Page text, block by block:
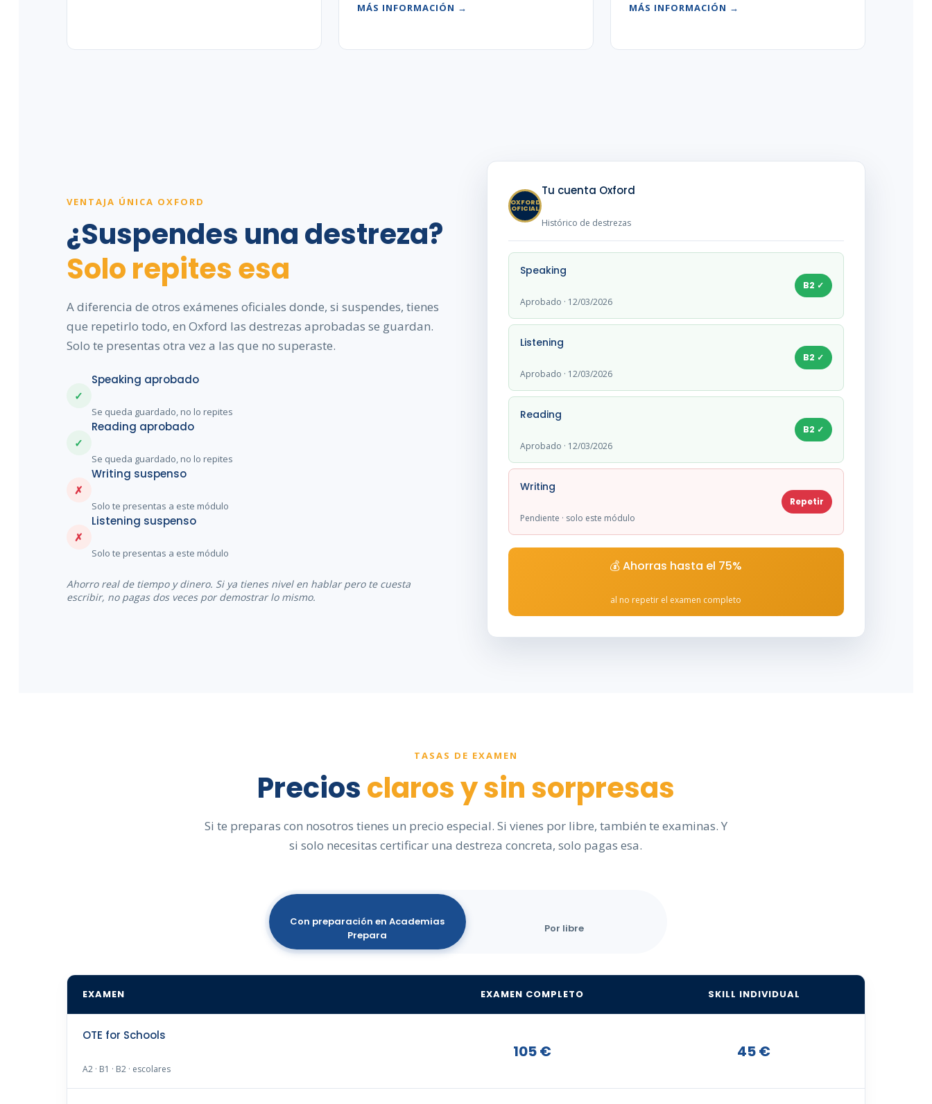
MÁS INFORMACIÓN → MÁS INFORMACIÓN →
VENTAJA ÚNICA OXFORD
¿Suspendes una destreza?
Solo repites esa
A diferencia de otros exámenes oficiales donde, si suspendes, tienes
que repetirlo todo, en Oxford las destrezas aprobadas se guardan.
Solo te presentas otra vez a las que no superaste.
✓
Speaking aprobado
Se queda guardado, no lo repites
✓
Reading aprobado
Se queda guardado, no lo repites
✗
Writing suspenso
Solo te presentas a este módulo
✗
Listening suspenso
Solo te presentas a este módulo
Ahorro real de tiempo y dinero. Si ya tienes nivel en hablar pero te cuesta
escribir, no pagas dos veces por demostrar lo mismo.
OXFORD
OFICIAL
Tu cuenta Oxford
Histórico de destrezas
Speaking
Aprobado · 12/03/2026
B2 ✓
Listening
Aprobado · 12/03/2026
B2 ✓
Reading
Aprobado · 12/03/2026
B2 ✓
Writing
Pendiente · solo este módulo
Repetir
💰 Ahorras hasta el 75%
al no repetir el examen completo
TASAS DE EXAMEN
Preciosclaros y sin sorpresas
Si te preparas con nosotros tienes un precio especial. Si vienes por libre, también te examinas. Y
si solo necesitas certificar una destreza concreta, solo pagas esa.
Con preparación en Academias
Prepara
Por libre
EXAMEN EXAMEN COMPLETO SKILL INDIVIDUAL
OTE for Schools
A2 · B1 · B2 · escolares
105 € 45 €